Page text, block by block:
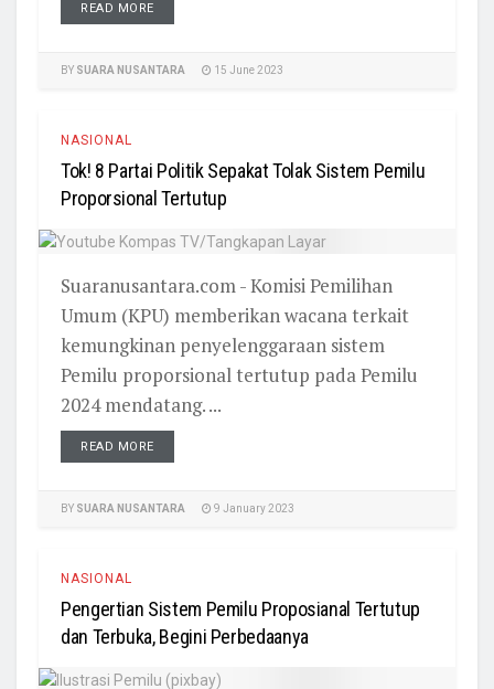
READ MORE
BY SUARA NUSANTARA 15 June 2023
NASIONAL
Tok! 8 Partai Politik Sepakat Tolak Sistem Pemilu
Proporsional Tertutup
Suaranusantara.com - Komisi Pemilihan
Umum (KPU) memberikan wacana terkait
kemungkinan penyelenggaraan sistem
Pemilu proporsional tertutup pada Pemilu
2024 mendatang. ...
READ MORE
BY SUARA NUSANTARA 9 January 2023
NASIONAL
Pengertian Sistem Pemilu Proposianal Tertutup
dan Terbuka, Begini Perbedaanya